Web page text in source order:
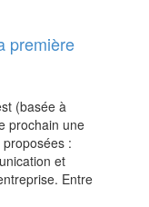
première
(basée à
prochain une
:
et
Entre